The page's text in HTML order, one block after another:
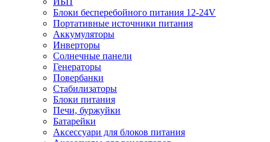
Блоки бесперебойного питания 12-24V
Портативные источники питания
Аккумуляторы
Инверторы
Солнечные панели
Генераторы
Повербанки
Стабилизаторы
Блоки питания
Печи, буржуйки
Батарейки
Аксессуари для блоков питания